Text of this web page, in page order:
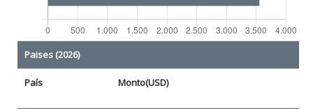
Paises (2026)
País Monto(USD)